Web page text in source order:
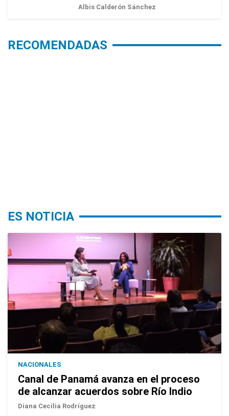
Albis Calderón Sánchez
RECOMENDADAS
ES NOTICIA
NACIONALES
Canal de Panamá avanza en el proceso
de alcanzar acuerdos sobre Río Indio
Diana Cecilia Rodríguez